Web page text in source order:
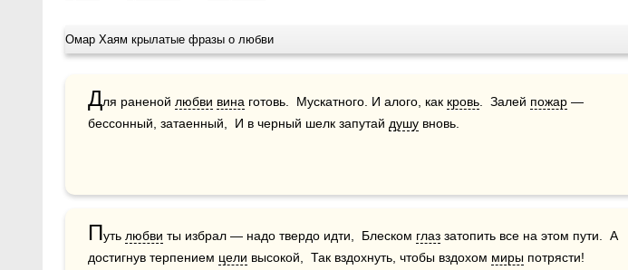
Омар Хаям крылатые фразы о любви
Для раненой любви вина готовь.  Мускатного. И алого, как кровь .  Залей пожар —
бессонный, затаенный,  И в черный шелк запутай душу вновь.
Путь любви ты избрал — надо твердо идти,  Блеском глаз затопить все на этом пути.  А
достигнув терпением цели высокой,  Так вздохнуть, чтобы вздохом миры потрясти!